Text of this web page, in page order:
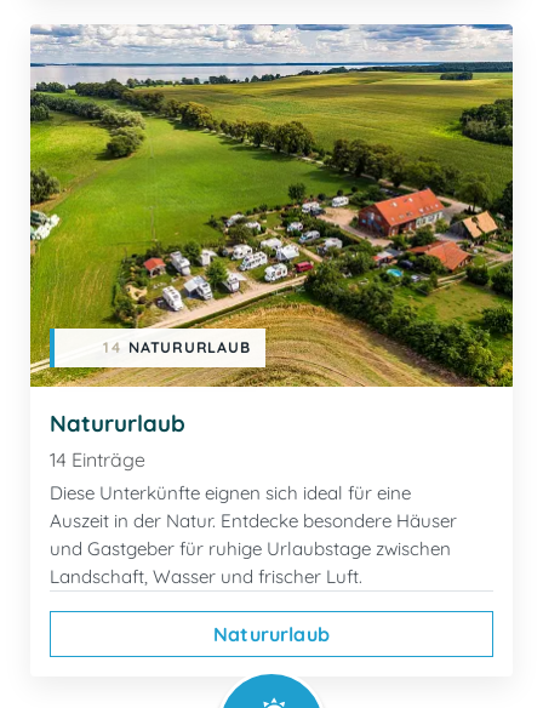
14 NATURURLAUB
Natururlaub
14 Einträge
Diese Unterkünfte eignen sich ideal für eine
Auszeit in der Natur. Entdecke besondere Häuser
und Gastgeber für ruhige Urlaubstage zwischen
Landschaft, Wasser und frischer Luft.
Natururlaub